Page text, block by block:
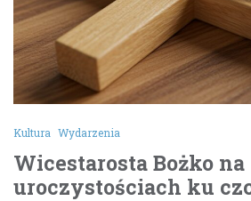
Kultura Wydarzenia
Wicestarosta Bożko na
uroczystościach ku